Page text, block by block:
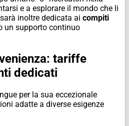
e a esplorare il mondo che li
inoltre dedicata ai compiti
un supporto continuo
tariffe
dedicati
per la sua eccezionale
adatte a diverse esigenze